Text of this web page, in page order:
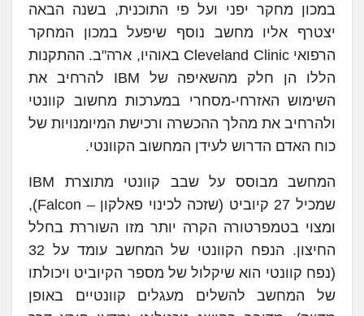
במכון מחקר יפני ועל פי התוכנית, בשנה הבאה
יצטרף אליו מחשב נוסף שיפעל במכון המחקר
הרפואי Cleveland Clinic באוהיו, ארה"ב. ההתקנות
הללו הן חלק מהשאיפה של IBM להרחיב את
השימוש האזרחי-מסחרי במערכות מחשוב קוונטי
ולהרחיב את מהלך ההכשרה ורכישת המיומנויות של
כוח האדם הדרוש לעידן המחשוב הקוונטי.
המחשב מבוסס על שבב קוונטי מתוצרת IBM
שמכיל 27 קיוביט (שזכה לכינוי פאלקון – Falcon),
ומצוי בטמפרטורה הקרה יותר מזו השוררת בחלל
החיצון. הנפח הקוונטי של המחשב עומד על 32
(נפח קוונטי הוא שיקלול של מספר הקיוביט ויכולתו
של המחשב להשלים מעגלים קוונטיים באופן